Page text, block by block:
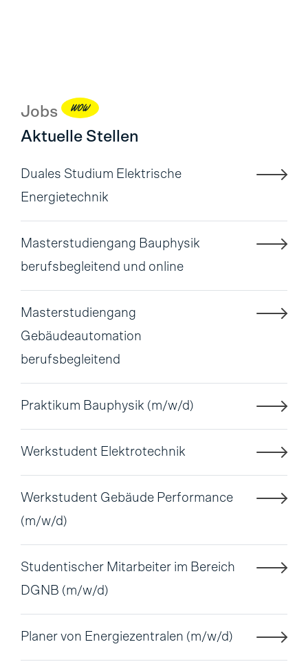
Jobs WOW
Aktuelle Stellen
Duales Studium Elektrische
Energietechnik
Masterstudiengang Bauphysik
berufsbegleitend und online
Masterstudiengang
Gebäudeautomation
berufsbegleitend
Praktikum Bauphysik (m/w/d)
Werkstudent Elektrotechnik
Werkstudent Gebäude Performance
(m/w/d)
Studentischer Mitarbeiter im Bereich
DGNB (m/w/d)
Planer von Energiezentralen (m/w/d)